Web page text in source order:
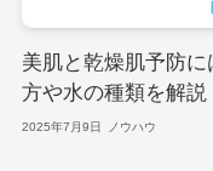
美肌と乾燥肌予防
方や水の種類を解
2025年7月9日 ノウハウ